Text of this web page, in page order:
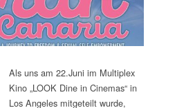
Als uns am 22.Juni im Multiplex
Kino „LOOK Dine in Cinemas“ in
Los Angeles mitgeteilt wurde,